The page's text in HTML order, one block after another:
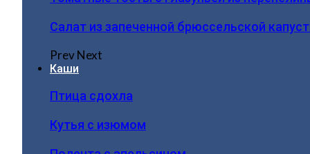
Салат из запеченной брюссельской
PrevNext
Каши
Птица сдохла
Кутья с изюмом